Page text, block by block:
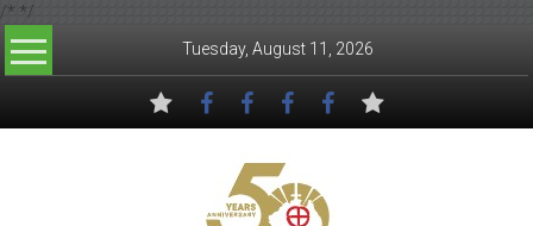
/* */
Skip to content
Tuesday, August 11, 2026